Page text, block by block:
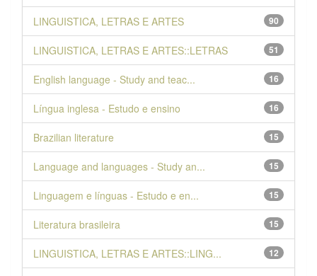
90
LINGUISTICA, LETRAS E ARTES
51
LINGUISTICA, LETRAS E ARTES::LETRAS
16
English language - Study and teac...
16
Língua inglesa - Estudo e ensino
15
Brazilian literature
15
Language and languages - Study an...
15
Linguagem e línguas - Estudo e en...
15
Literatura brasileira
12
LINGUISTICA, LETRAS E ARTES::LING...